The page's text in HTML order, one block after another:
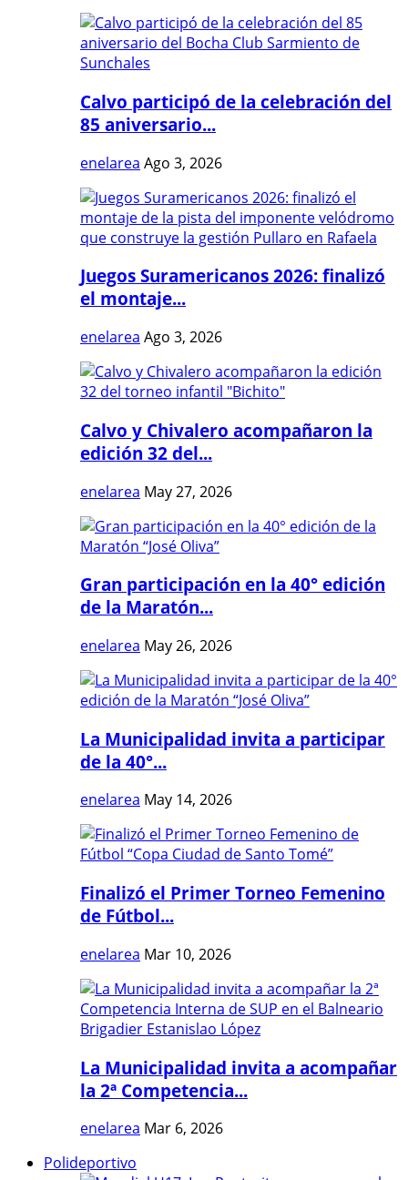
Calvo participó de la celebración del
85 aniversario...
enelarea Ago 3, 2026
Juegos Suramericanos 2026: finalizó
el montaje...
enelarea Ago 3, 2026
Calvo y Chivalero acompañaron la
edición 32 del...
enelarea May 27, 2026
Gran participación en la 40° edición
de la Maratón...
enelarea May 26, 2026
La Municipalidad invita a participar
de la 40°...
enelarea May 14, 2026
Finalizó el Primer Torneo Femenino
de Fútbol...
enelarea Mar 10, 2026
La Municipalidad invita a acompañar
la 2ª Competencia...
enelarea Mar 6, 2026
Polideportivo